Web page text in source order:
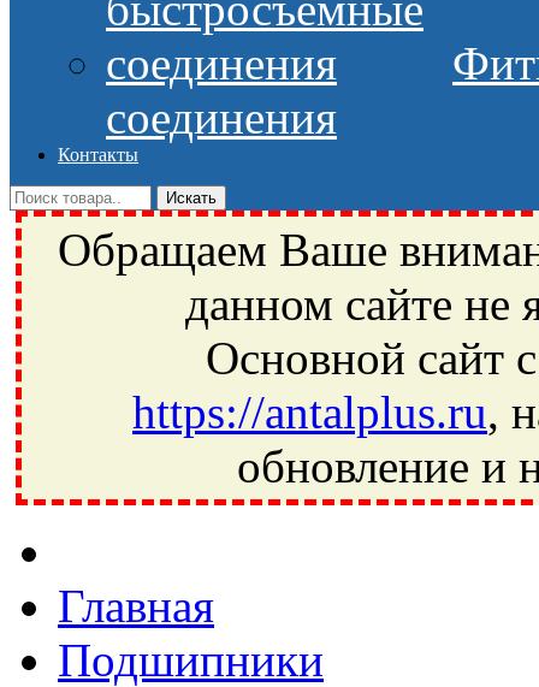
соединения
Контакты
Обращаем Ваше
данном сайте не
Основной сайт
https://antalplus.ru,
обновление и
Ивантеевка, подшипники, пневматика, метизы, техника,
Главная
Подшипники